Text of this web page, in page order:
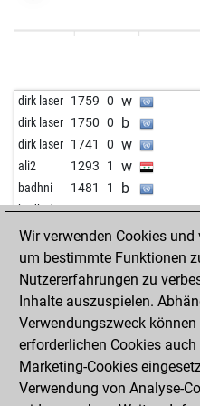
dontpanic 1816
badhni 1846
badhni 1833
badhni 1818
phucminh 1832
phucminh 1818 0
andrew shepstone 1517 1
andrew shepstone 1524 1
topawn002 1677 1
spartacus113 1639 1
gamerfreak84 1553 1
ytlrob2837 1529 r
pordee 1508 1
early abort 2302 0
dirk laser 1759 0 w
dirk laser 1750 0 b
dirk laser 1741 0 w
ali2 1293 1 w
badhni 1481 1 b
badhni 1496 1 w
dewoody 1548 1 b
dewoody 1569 1 w
Wir verwenden Cookies
um bestimmte Funktionen
Nutzererfahrungen zu
Inhalte auszuspielen.
Verwendungszweck
erforderlichen Cookies
Marketing-Cookies
Verwendung von Analyse-